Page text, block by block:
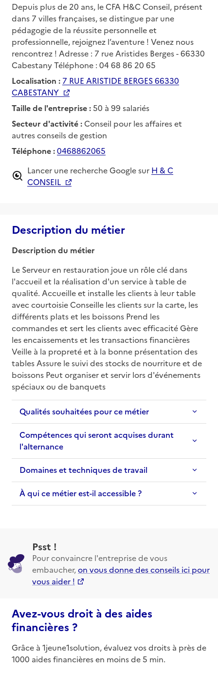
Depuis plus de 20 ans, le CFA H&C Conseil, présent
dans 7 villes françaises, se distingue par une
pédagogie de la réussite personnelle et
professionnelle, rejoignez l’aventure ! Venez nous
rencontrez ! Adresse : 7 rue Aristides Berges - 66330
Cabestany Téléphone : 04 68 86 20 65
Localisation : 7 RUE ARISTIDE BERGES 66330
CABESTANY
Taille de l'entreprise : 50 à 99 salariés
Secteur d'activité : Conseil pour les affaires et
autres conseils de gestion
Téléphone :0468862065
Lancer une recherche Google sur H & C
CONSEIL
Description du métier
Description du métier
Le Serveur en restauration joue un rôle clé dans
l'accueil et la réalisation d'un service à table de
qualité. Accueille et installe les clients à leur table
avec courtoisie Conseille les clients sur la carte, les
différents plats et les boissons Prend les
commandes et sert les clients avec efficacité Gère
les encaissements et les transactions financières
Veille à la propreté et à la bonne présentation des
tables Assure le suivi des stocks de nourriture et de
boissons Peut organiser et servir lors d'événements
spéciaux ou de banquets
Qualités souhaitées pour ce métier
Compétences qui seront acquises durant
l'alternance
Domaines et techniques de travail
À qui ce métier est-il accessible ?
Psst !
Pour convaincre l'entreprise de vous
embaucher,on vous donne des conseils ici pour
vous aider !
Avez-vous droit à des aides
financières ?
Grâce à 1jeune1solution, évaluez vos droits à près de
1000 aides financières en moins de 5 min.